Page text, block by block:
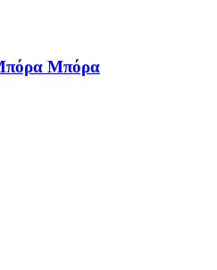
Μπόρα Μπόρα